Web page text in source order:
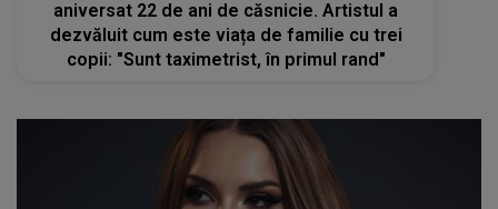
aniversat 22 de ani de căsnicie. Artistul a
dezvăluit cum este viața de familie cu trei
copii: "Sunt taximetrist, în primul rand"